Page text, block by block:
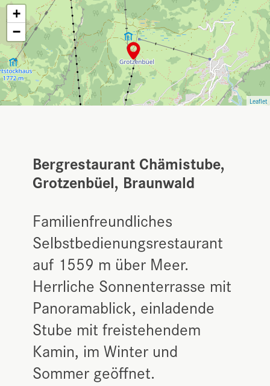
+
−
Leaflet
Bergrestaurant Chämistube,
Grotzenbüel, Braunwald
Familienfreundliches
Selbstbedienungsrestaurant
auf 1559 m über Meer.
Herrliche Sonnenterrasse mit
Panoramablick, einladende
Stube mit freistehendem
Kamin, im Winter und
Sommer geöffnet.